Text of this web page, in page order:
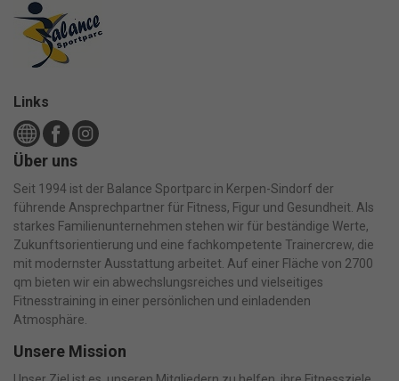
Links
Über uns
Seit 1994 ist der Balance Sportparc in Kerpen-Sindorf der
führende Ansprechpartner für Fitness, Figur und Gesundheit. Als
starkes Familienunternehmen stehen wir für beständige Werte,
Zukunftsorientierung und eine fachkompetente Trainercrew, die
mit modernster Ausstattung arbeitet. Auf einer Fläche von 2700
qm bieten wir ein abwechslungsreiches und vielseitiges
Fitnesstraining in einer persönlichen und einladenden
Atmosphäre.
Unsere Mission